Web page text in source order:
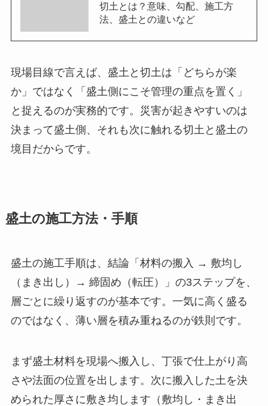
切土とは？意味、勾配、施工方
法、盛土との違いなど
現場目線で言えば、盛土と切土は「どちらが楽
か」ではなく「盛土側にこそ管理の重点を置く」
と捉えるのが実務的です。災害が起きやすいのは
決まって盛土側、それも次に触れる切土と盛土の
境目だからです。
盛土の施工方法・手順
盛土の施工手順は、結論「材料の搬入 → 敷均し
（まき出し）→ 締固め（転圧）」の3ステップを、
層ごとに繰り返すのが基本です。一気に高く盛る
のではなく、薄い層を積み重ねるのが鉄則です。
まず盛土材料を現場へ搬入し、丁張で仕上がり高
さや法面の位置を出します。次に搬入した土を決
められた厚さに敷き均します（敷均し・まき出